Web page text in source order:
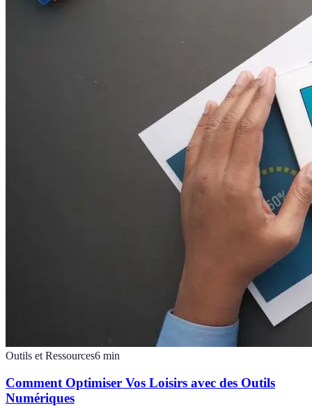
Outils et Ressources6 min
Comment Optimiser Vos Loisirs avec des Outils
Numériques